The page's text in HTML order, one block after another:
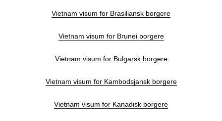
Vietnam visum for Brasiliansk borgere
Vietnam visum for Brunei borgere
Vietnam visum for Bulgarsk borgere
Vietnam visum for Kambodsjansk borgere
Vietnam visum for Kanadisk borgere